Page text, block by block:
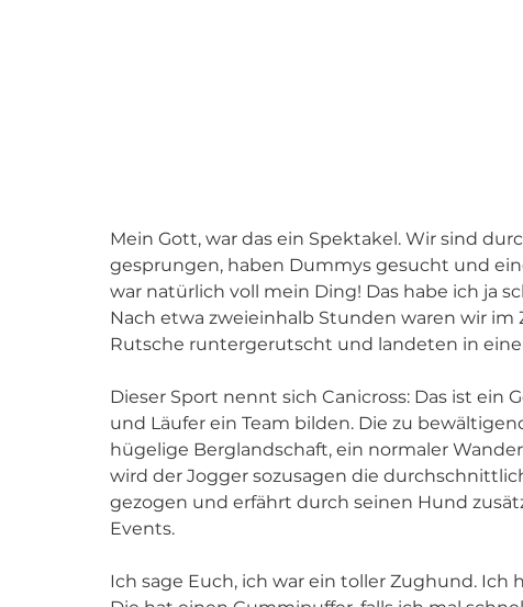
Mein Gott, war das ein Spektakel. Wir sind
gesprungen, haben Dummys gesucht und
war natürlich voll mein Ding! Das habe ich ja
Nach etwa zweieinhalb Stunden waren wir
Rutsche runtergerutscht und landeten in
Dieser Sport nennt sich Canicross: Das ist ein
und Läufer ein Team bilden. Die zu
hügelige Berglandschaft, ein normaler
wird der Jogger sozusagen die
gezogen und erfährt durch seinen Hund
Events.
Ich sage Euch, ich war ein toller Zughund.